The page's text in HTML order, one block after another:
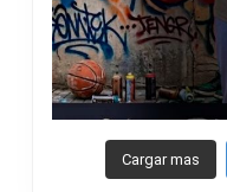
Cargar mas